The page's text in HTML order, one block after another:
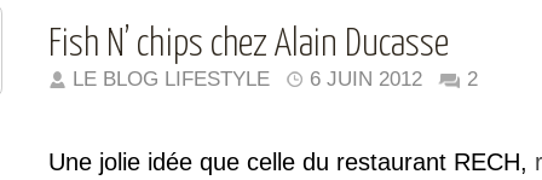
Fish N’ chips chez Alain Ducasse
LE BLOG LIFESTYLE 6 JUIN 2012 2
Une jolie idée que celle du restaurant RECH,